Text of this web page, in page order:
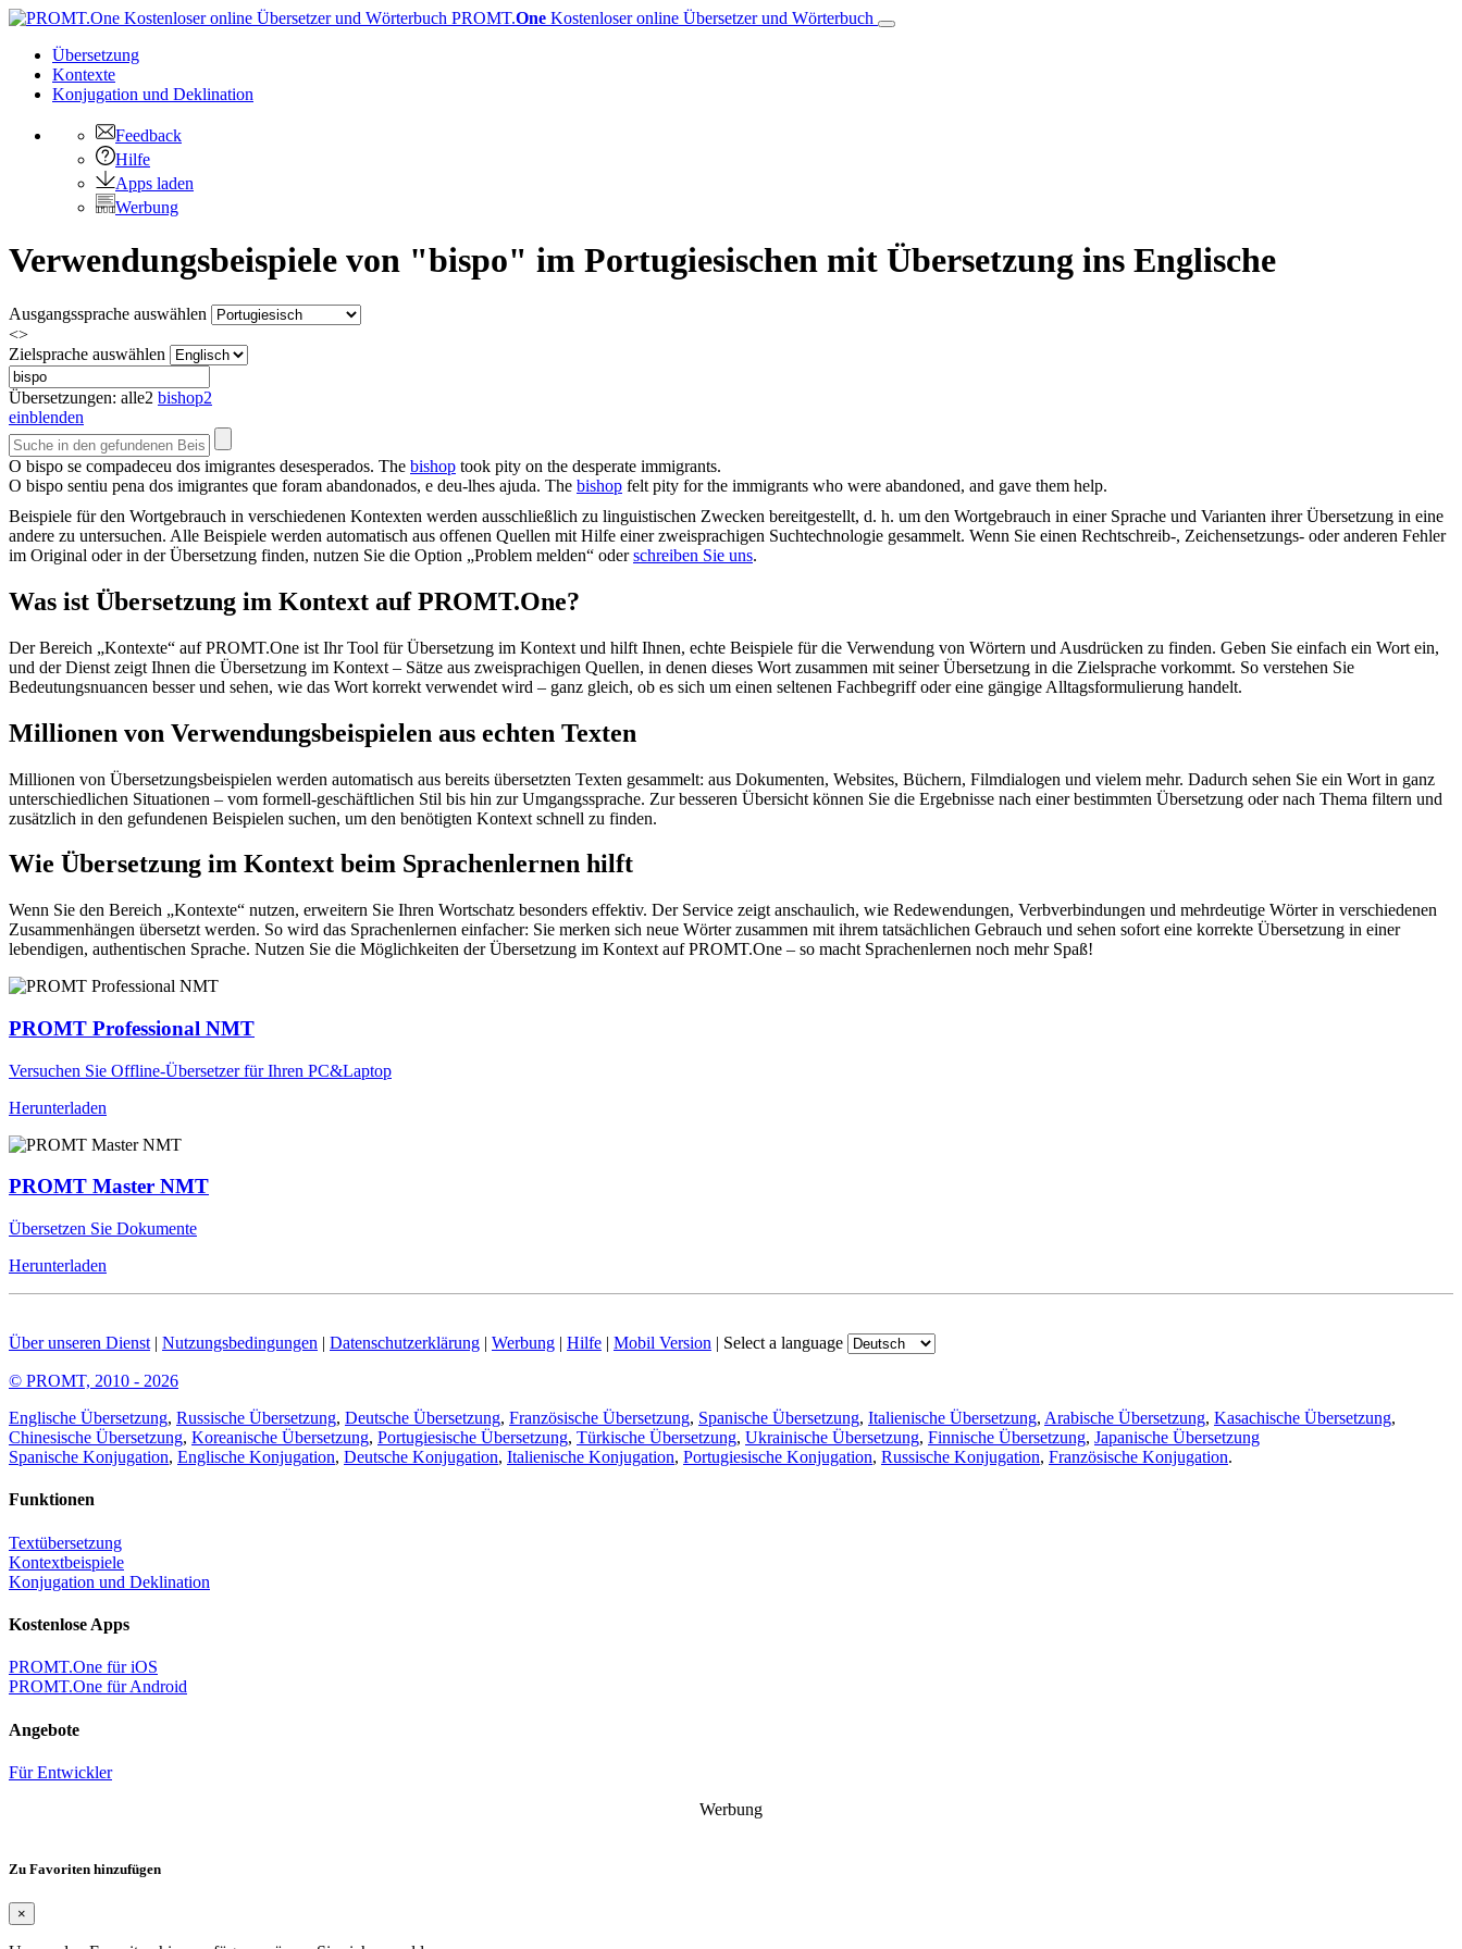
PROMT.One Kostenloser online Übersetzer und Wörterbuch
Übersetzung
Kontexte
Konjugation und Deklination
Feedback
Hilfe
Apps laden
Werbung
Verwendungsbeispiele von "bispo" im Portugiesischen mit Übersetzung ins Englische
Ausgangssprache auswählen
<>
Zielsprache auswählen
Übersetzungen: alle2 bishop2
einblenden
O bispo se compadeceu dos imigrantes desesperados. The bishop took pity on the desperate immigrants.
O bispo sentiu pena dos imigrantes que foram abandonados, e deu-lhes ajuda. The bishop felt pity for the immigrants who were abandoned, and gave them help.
Beispiele für den Wortgebrauch in verschiedenen Kontexten werden ausschließlich zu linguistischen Zwecken bereitgestellt, d. h. um den Wortgebrauch in einer Sprache und Varianten ihrer Übersetzung in eine
andere zu untersuchen. Alle Beispiele werden automatisch aus offenen Quellen mit Hilfe einer zweisprachigen Suchtechnologie gesammelt. Wenn Sie einen Rechtschreib-, Zeichensetzungs- oder anderen Fehler
im Original oder in der Übersetzung finden, nutzen Sie die Option „Problem melden“ oderschreiben Sie uns.
Was ist Übersetzung im Kontext auf PROMT.One?
Der Bereich „Kontexte“ auf PROMT.One ist Ihr Tool für Übersetzung im Kontext und hilft Ihnen, echte Beispiele für die Verwendung von Wörtern und Ausdrücken zu finden. Geben Sie einfach ein Wort ein,
und der Dienst zeigt Ihnen die Übersetzung im Kontext – Sätze aus zweisprachigen Quellen, in denen dieses Wort zusammen mit seiner Übersetzung in die Zielsprache vorkommt. So verstehen Sie
Bedeutungsnuancen besser und sehen, wie das Wort korrekt verwendet wird – ganz gleich, ob es sich um einen seltenen Fachbegriff oder eine gängige Alltagsformulierung handelt.
Millionen von Verwendungsbeispielen aus echten Texten
Millionen von Übersetzungsbeispielen werden automatisch aus bereits übersetzten Texten gesammelt: aus Dokumenten, Websites, Büchern, Filmdialogen und vielem mehr. Dadurch sehen Sie ein Wort in ganz
unterschiedlichen Situationen – vom formell-geschäftlichen Stil bis hin zur Umgangssprache. Zur besseren Übersicht können Sie die Ergebnisse nach einer bestimmten Übersetzung oder nach Thema filtern und
zusätzlich in den gefundenen Beispielen suchen, um den benötigten Kontext schnell zu finden.
Wie Übersetzung im Kontext beim Sprachenlernen hilft
Wenn Sie den Bereich „Kontexte“ nutzen, erweitern Sie Ihren Wortschatz besonders effektiv. Der Service zeigt anschaulich, wie Redewendungen, Verbverbindungen und mehrdeutige Wörter in verschiedenen
Zusammenhängen übersetzt werden. So wird das Sprachenlernen einfacher: Sie merken sich neue Wörter zusammen mit ihrem tatsächlichen Gebrauch und sehen sofort eine korrekte Übersetzung in einer
lebendigen, authentischen Sprache. Nutzen Sie die Möglichkeiten der Übersetzung im Kontext auf PROMT.One – so macht Sprachenlernen noch mehr Spaß!
PROMT Professional NMT
Versuchen Sie Offline-Übersetzer für Ihren PC&Laptop
Herunterladen
PROMT Master NMT
Übersetzen Sie Dokumente
Herunterladen
Über unseren Dienst | Nutzungsbedingungen | Datenschutzerklärung | Werbung | Hilfe | Mobil Version | Select a language
© PROMT, 2010 - 2026
Englische Übersetzung, Russische Übersetzung, Deutsche Übersetzung, Französische Übersetzung, Spanische Übersetzung, Italienische Übersetzung, Arabische Übersetzung, Kasachische Übersetzung,
Chinesische Übersetzung, Koreanische Übersetzung, Portugiesische Übersetzung, Türkische Übersetzung, Ukrainische Übersetzung, Finnische Übersetzung, Japanische Übersetzung
Spanische Konjugation, Englische Konjugation, Deutsche Konjugation, Italienische Konjugation, Portugiesische Konjugation, Russische Konjugation, Französische Konjugation.
Funktionen
Textübersetzung
Kontextbeispiele
Konjugation und Deklination
Kostenlose Apps
PROMT.One für iOS
PROMT.One für Android
Angebote
Für Entwickler
Werbung
Zu Favoriten hinzufügen
×